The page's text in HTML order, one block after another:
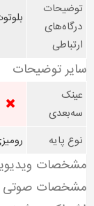
توضیحات
درگاه‌های
ارتباطی
سایر توضیحات
عینک
سه‌بعدی
نوع پایه
مشخصات
مشخصات صوتی